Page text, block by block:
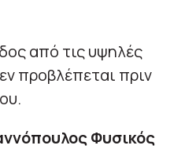
από τις υψηλές
προβλέπεται πριν
Φυσικός